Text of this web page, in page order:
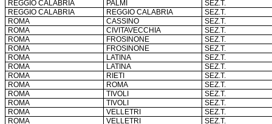
REGGIO CALABRIA
PALMI
SEZ.T.
REGGIO CALABRIA
REGGIO CALABRIA
SEZ.T.
ROMA
CASSINO
SEZ.T.
ROMA
CIVITAVECCHIA
SEZ.T.
ROMA
FROSINONE
SEZ.T.
ROMA
FROSINONE
SEZ.T.
ROMA
LATINA
SEZ.T.
ROMA
LATINA
SEZ.T.
ROMA
RIETI
SEZ.T.
ROMA
ROMA
SEZ.T.
ROMA
TIVOLI
SEZ.T.
ROMA
TIVOLI
SEZ.T.
ROMA
VELLETRI
SEZ.T.
ROMA
VELLETRI
SEZ.T.